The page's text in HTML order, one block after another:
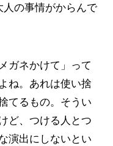
人の事情がからんで
ガネかけて」って
ね。あれは使い捨
てるもの。そうい
ど、つける人とつ
演出にしないとい